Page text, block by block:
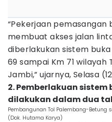
“Pekerjaan
membuat akses jalan
diberlakukan sistem
69 sampai Km 71
Jambi,” ujarnya, Selasa
2. Pemberlakuan
dilakukan dalam dua
Pembangunan Tol Palembang-Betung
(Dok. Hutama Karya)